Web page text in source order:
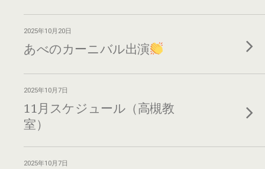
2025年10月20日
あべのカーニバル出演
2025年10月7日
11月スケジュール（高槻教
室）
2025年10月7日